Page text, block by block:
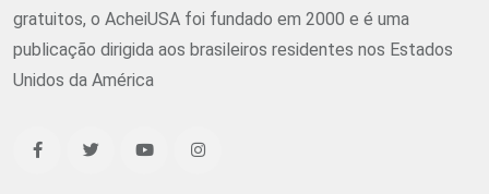
gratuitos, o AcheiUSA foi fundado em 2000 e é uma
publicação dirigida aos brasileiros residentes nos Estados
Unidos da América